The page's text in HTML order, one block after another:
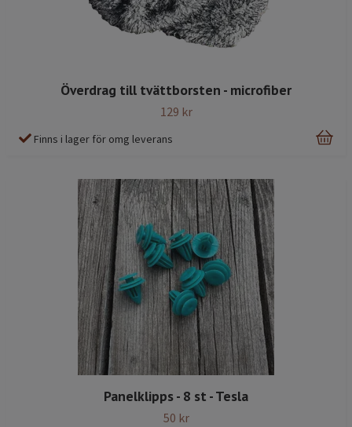
Överdrag till tvättborsten - microfiber
129 kr
Finns i lager för omg leverans
Panelklipps - 8 st - Tesla
50 kr